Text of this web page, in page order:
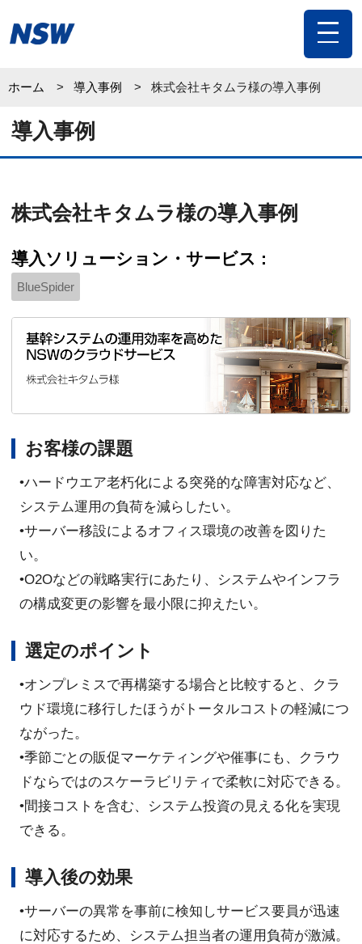
toggle
ホーム 導入事例 株式会社キタムラ様の導入事例
導入事例
株式会社キタムラ様の導入事例
導入ソリューション・サービス :
BlueSpider
お客様の課題
•ハードウエア老朽化による突発的な障害対応など、
システム運用の負荷を減らしたい。
•サーバー移設によるオフィス環境の改善を図りた
い。
•O2Oなどの戦略実行にあたり、システムやインフラ
の構成変更の影響を最小限に抑えたい。
選定のポイント
•オンプレミスで再構築する場合と比較すると、クラ
ウド環境に移行したほうがトータルコストの軽減につ
ながった。
•季節ごとの販促マーケティングや催事にも、クラウ
ドならではのスケーラビリティで柔軟に対応できる。
•間接コストを含む、システム投資の見える化を実現
できる。
導入後の効果
•サーバーの異常を事前に検知しサービス要員が迅速
に対応するため、システム担当者の運用負荷が激減。